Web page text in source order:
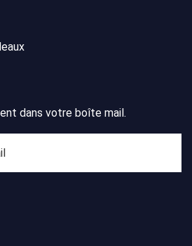
dans votre boîte mail.